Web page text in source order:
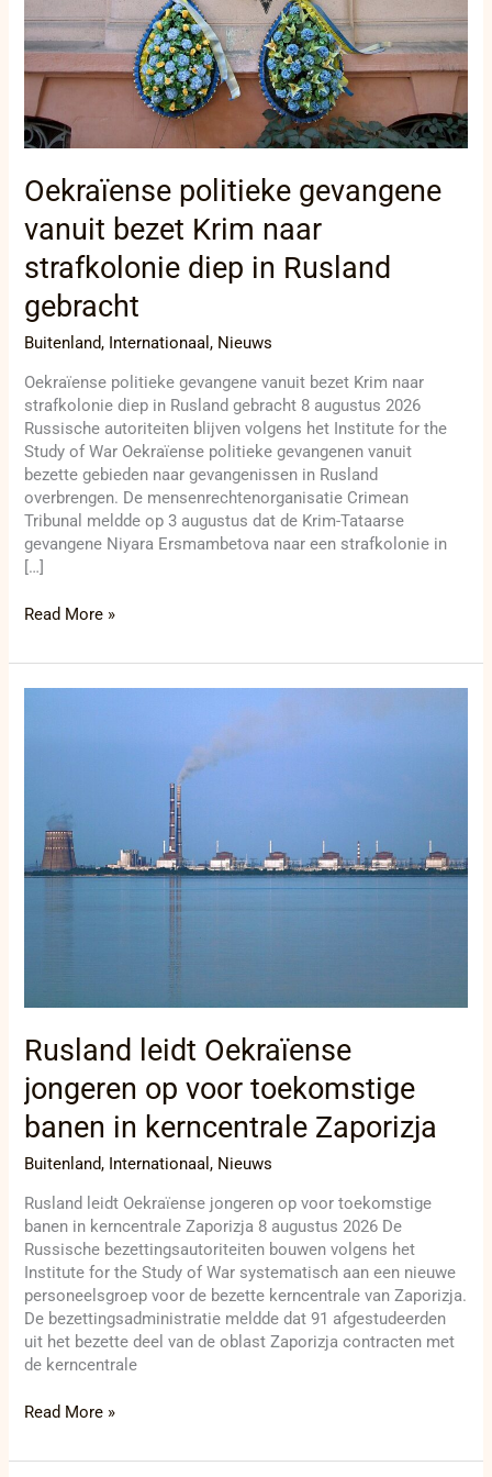
Oekraïense politieke gevangene
vanuit bezet Krim naar
strafkolonie diep in Rusland
gebracht
Buitenland, Internationaal, Nieuws
Oekraïense politieke gevangene vanuit bezet Krim naar
strafkolonie diep in Rusland gebracht 8 augustus 2026
Russische autoriteiten blijven volgens het Institute for the
Study of War Oekraïense politieke gevangenen vanuit
bezette gebieden naar gevangenissen in Rusland
overbrengen. De mensenrechtenorganisatie Crimean
Tribunal meldde op 3 augustus dat de Krim-Tataarse
gevangene Niyara Ersmambetova naar een strafkolonie in
[…]
in
Rusland
gebracht
Read More »
Rusland leidt Oekraïense
jongeren op voor toekomstige
banen in kerncentrale Zaporizja
Buitenland, Internationaal, Nieuws
Rusland leidt Oekraïense jongeren op voor toekomstige
banen in kerncentrale Zaporizja 8 augustus 2026 De
Russische bezettingsautoriteiten bouwen volgens het
Institute for the Study of War systematisch aan een nieuwe
personeelsgroep voor de bezette kerncentrale van Zaporizja.
De bezettingsadministratie meldde dat 91 afgestudeerden
uit het bezette deel van de oblast Zaporizja contracten met
de kerncentrale
voor
toekomstige
banen
in
kerncentrale
Read More »